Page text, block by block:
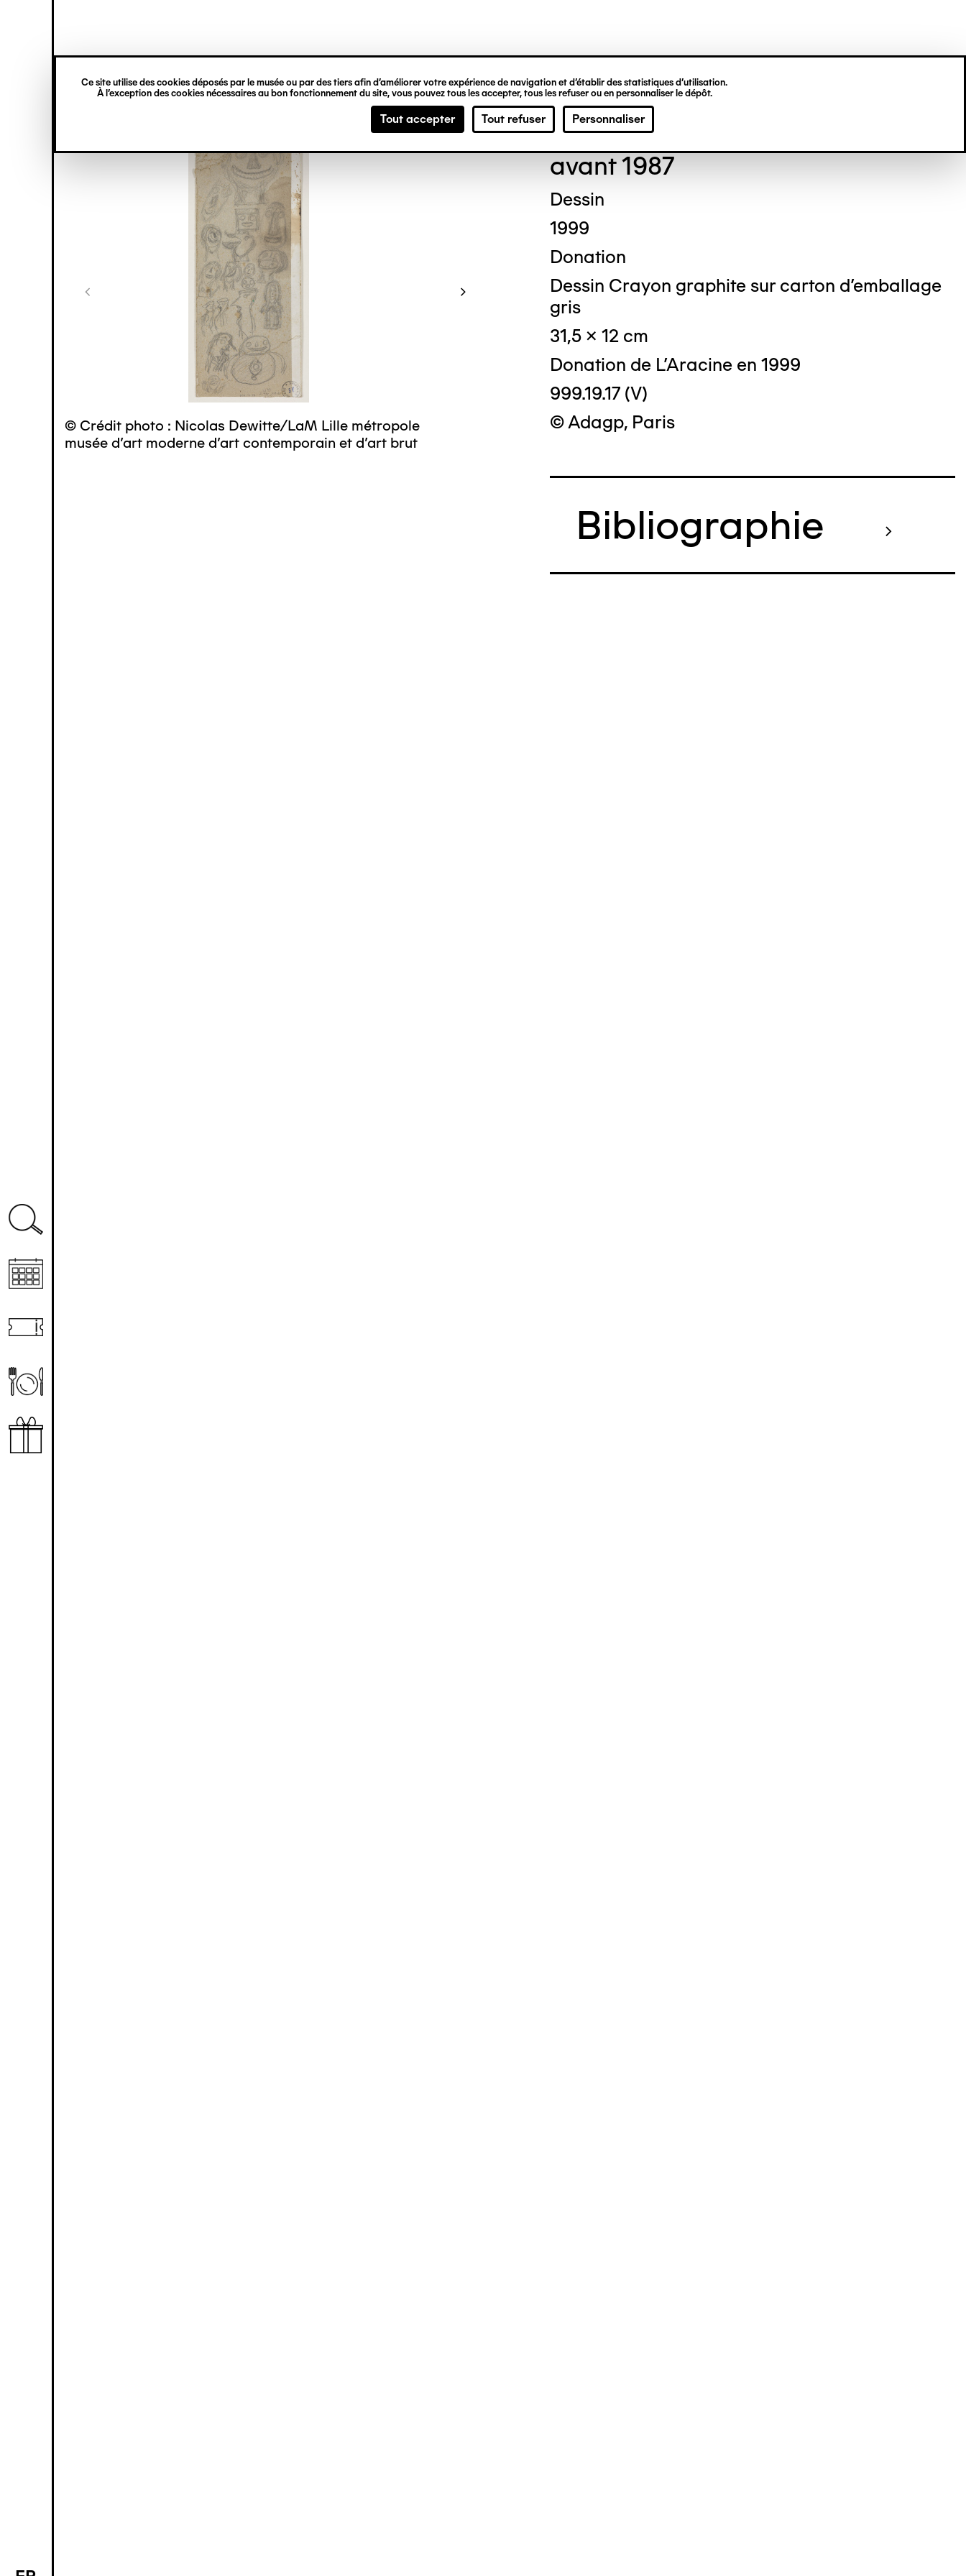
Ce site utilise des cookies déposés par le musée ou par des tiers afin d’améliorer votre expérience de navigation et d’établir des statistiques d’utilisation.
À l’exception des cookies nécessaires au bon fonctionnement du site, vous pouvez tous les accepter, tous les refuser ou en personnaliser le dépôt.
Tout accepter Tout refuser Personnaliser
principal
verticale
© Crédit photo : Nicolas Dewitte/LaM Lille métropole
musée d’art moderne d’art contemporain et d’art brut
© Crédit photo : DUBART Cécile
Joseph BARBIERO
avant 1987
Dessin
1999
Donation
Dessin Crayon graphite sur carton d'emballage
gris
31,5 x 12 cm
Donation de L'Aracine en 1999
999.19.17 (V)
© Adagp, Paris
Bibliographie